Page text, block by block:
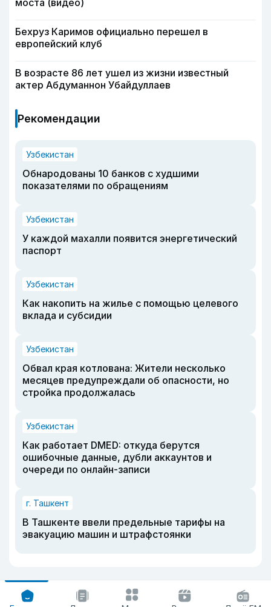
моста (видео)
Бехруз Каримов официально перешел в
европейский клуб
В возрасте 86 лет ушел из жизни известный
актер Абдуманнон Убайдуллаев
Рекомендации
Узбекистан
Обнародованы 10 банков с худшими
показателями по обращениям
Узбекистан
У каждой махалли появится энергетический
паспорт
Узбекистан
Как накопить на жилье с помощью целевого
вклада и субсидии
Узбекистан
Обвал края котлована: Жители несколько
месяцев предупреждали об опасности, но
стройка продолжалась
Узбекистан
Как работает DMED: откуда берутся
ошибочные данные, дубли аккаунтов и
очереди по онлайн-записи
г. Ташкент
В Ташкенте ввели предельные тарифы на
эвакуацию машин и штрафстоянки